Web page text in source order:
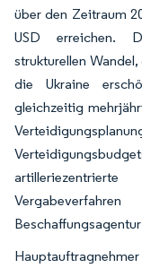
über den Zeitraum
USD erreichen.
strukturellen
die Ukraine
gleichzeitig